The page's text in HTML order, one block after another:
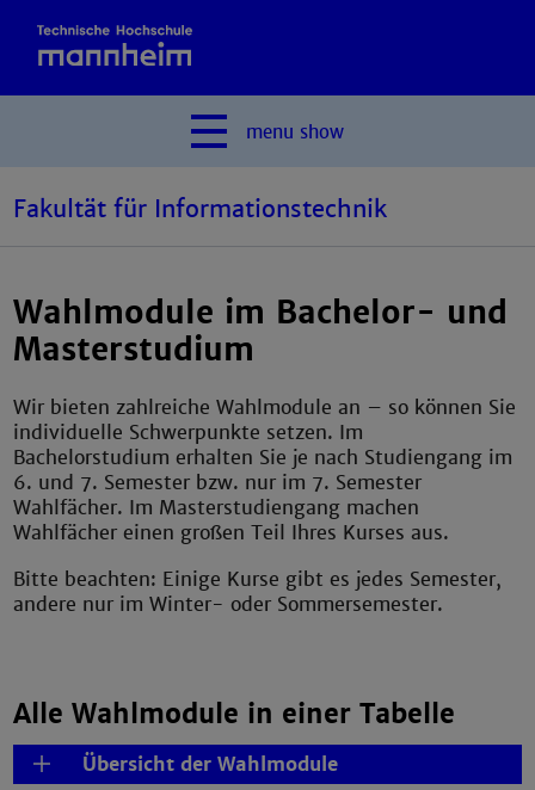
menu show
Fakultät für Informationstechnik
Wahlmodule im Bachelor- und
Masterstudium
Wir bieten zahlreiche Wahlmodule an – so können Sie
individuelle Schwerpunkte setzen. Im
Bachelorstudium erhalten Sie je nach Studiengang im
6. und 7. Semester bzw. nur im 7. Semester
Wahlfächer. Im Masterstudiengang machen
Wahlfächer einen großen Teil Ihres Kurses aus.
Bitte beachten: Einige Kurse gibt es jedes Semester,
andere nur im Winter- oder Sommersemester.
Alle Wahlmodule in einer Tabelle
Übersicht der Wahlmodule